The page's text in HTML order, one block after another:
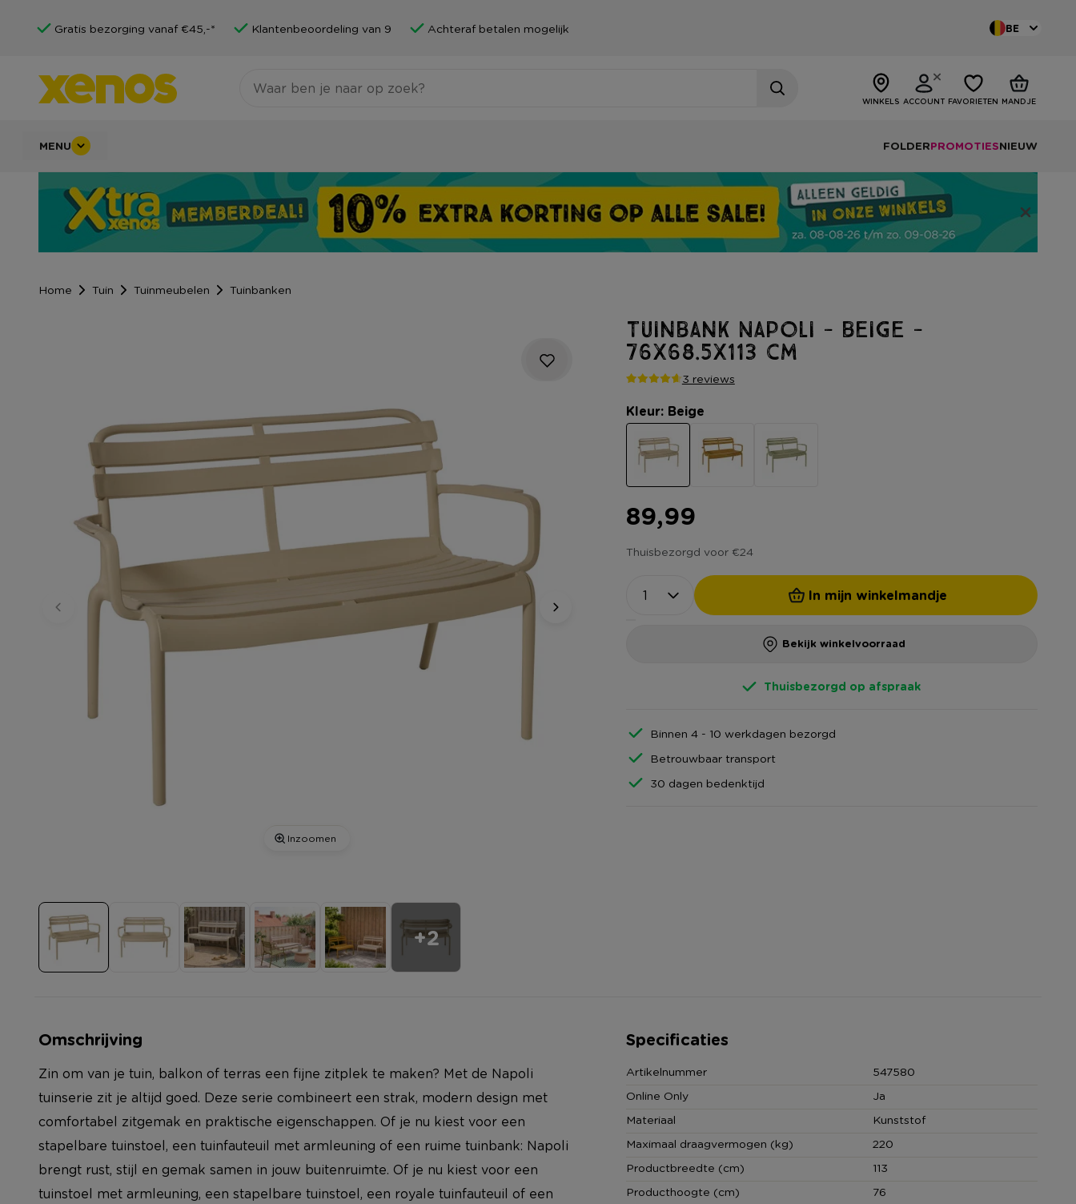
Gratis bezorging vanaf €45,-* Klantenbeoordeling van 9 Achteraf betalen mogelijk BE
WINKELS ACCOUNT FAVORIETEN MANDJE
MENU FOLDERPROMOTIESNIEUW
Home Tuin Tuinmeubelen Tuinbanken
Inzoomen
+2
Tuinbank Napoli - beige -
76x68.5x113 cm
3 reviews
Kleur: Beige
89,99
Thuisbezorgd voor €24
In mijn winkelmandje
Bekijk winkelvoorraad
Thuisbezorgd op afspraak
Binnen 4 - 10 werkdagen bezorgd
Betrouwbaar transport
30 dagen bedenktijd
Omschrijving
Zin om van je tuin, balkon of terras een fijne zitplek te maken? Met de Napoli
tuinserie zit je altijd goed. Deze serie combineert een strak, modern design met
comfortabel zitgemak en praktische eigenschappen. Of je nu kiest voor een
stapelbare tuinstoel, een tuinfauteuil met armleuning of een ruime tuinbank: Napoli
brengt rust, stijl en gemak samen in jouw buitenruimte. Of je nu kiest voor een
tuinstoel met armleuning, een stapelbare tuinstoel, een royale tuinfauteuil of een
Specificaties
Artikelnummer
547580
Online Only
Ja
Materiaal
Kunststof
Maximaal draagvermogen (kg)
220
Productbreedte (cm)
113
Producthoogte (cm)
76